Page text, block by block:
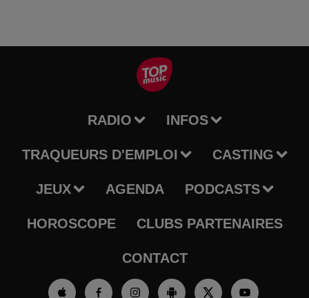
RADIO INFOS
TRAQUEURS D'EMPLOI CASTING
JEUX AGENDA PODCASTS
HOROSCOPE CLUBS PARTENAIRES
CONTACT